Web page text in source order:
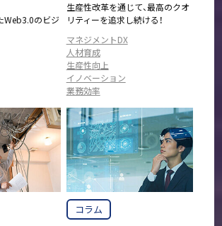
Web3.0のビジ
生産性改革を通じて、最高のクオ
リティーを追求し続ける！
マネジメントDX
人材育成
生産性向上
イノベーション
業務効率
コラム